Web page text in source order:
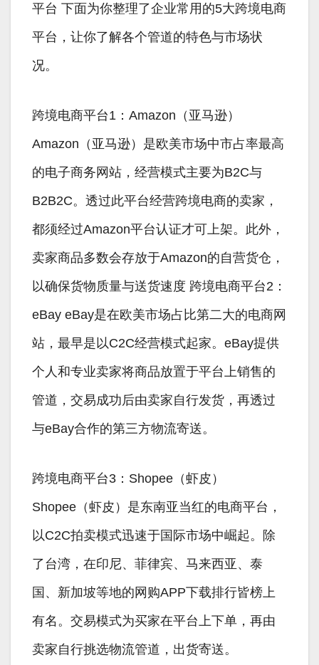
平台 下面为你整理了企业常用的5大跨境电商
平台，让你了解各个管道的特色与市场状
况。
跨境电商平台1：Amazon（亚马逊）
Amazon（亚马逊）是欧美市场中市占率最高
的电子商务网站，经营模式主要为B2C与
B2B2C。透过此平台经营跨境电商的卖家，
都须经过Amazon平台认证才可上架。此外，
卖家商品多数会存放于Amazon的自营货仓，
以确保货物质量与送货速度 跨境电商平台2：
eBay eBay是在欧美市场占比第二大的电商网
站，最早是以C2C经营模式起家。eBay提供
个人和专业卖家将商品放置于平台上销售的
管道，交易成功后由卖家自行发货，再透过
与eBay合作的第三方物流寄送。
跨境电商平台3：Shopee（虾皮）
Shopee（虾皮）是东南亚当红的电商平台，
以C2C拍卖模式迅速于国际市场中崛起。除
了台湾，在印尼、菲律宾、马来西亚、泰
国、新加坡等地的网购APP下载排行皆榜上
有名。交易模式为买家在平台上下单，再由
卖家自行挑选物流管道，出货寄送。